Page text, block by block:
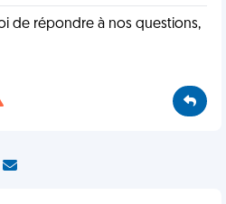
de répondre à nos questions,